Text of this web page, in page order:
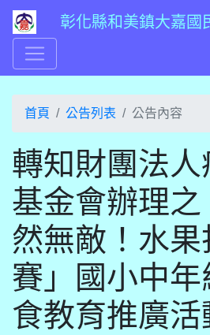
彰化縣和美鎮大嘉國
首頁 公告列表 公告內容
轉知財團法人
基金會辦理之
然無敵！水
賽」國小中年
食教育推廣活